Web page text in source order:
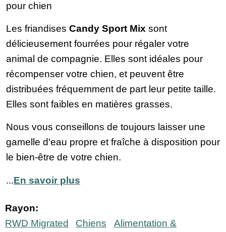
pour chien
Les friandises Candy Sport Mix sont
délicieusement fourrées pour régaler votre
animal de compagnie. Elles sont idéales pour
récompenser votre chien, et peuvent être
distribuées fréquemment de part leur petite taille.
Elles sont faibles en matières grasses.
Nous vous conseillons de toujours laisser une
gamelle d'eau propre et fraîche à disposition pour
le bien-être de votre chien.
...En savoir plus
Rayon:
RWD Migrated
Chiens
Alimentation &